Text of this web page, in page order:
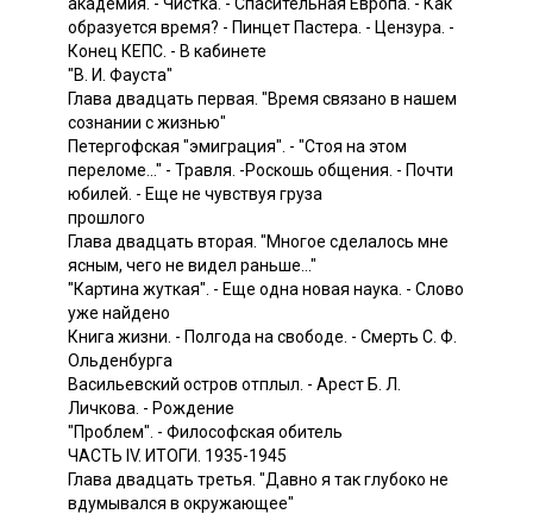
образуется время? - Пинцет Пастера. - Цензура. -
Конец КЕПС. - В кабинете
"В. И. Фауста"
Глава двадцать первая. "Время связано в нашем
сознании с жизнью"
Петергофская "эмиграция". - "Стоя на этом
переломе..." - Травля. -Роскошь общения. - Почти
юбилей. - Еще не чувствуя груза
прошлого
Глава двадцать вторая. "Многое сделалось мне
ясным, чего не видел раньше..."
"Картина жуткая". - Еще одна новая наука. - Слово
уже найдено
Книга жизни. - Полгода на свободе. - Смерть С. Ф.
Ольденбурга
Васильевский остров отплыл. - Арест Б. Л.
Личкова. - Рождение
"Проблем". - Философская обитель
ЧАСТЬ IV. ИТОГИ. 1935-1945
Глава двадцать третья. "Давно я так глубоко не
вдумывался в окружающее"